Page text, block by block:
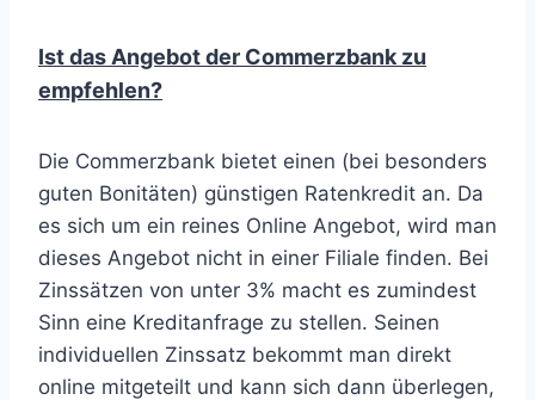
Ist das Angebot der Commerzbank zu
empfehlen?
Die Commerzbank bietet einen (bei besonders
guten Bonitäten) günstigen Ratenkredit an. Da
es sich um ein reines Online Angebot, wird man
dieses Angebot nicht in einer Filiale finden. Bei
Zinssätzen von unter 3% macht es zumindest
Sinn eine Kreditanfrage zu stellen. Seinen
individuellen Zinssatz bekommt man direkt
online mitgeteilt und kann sich dann überlegen,